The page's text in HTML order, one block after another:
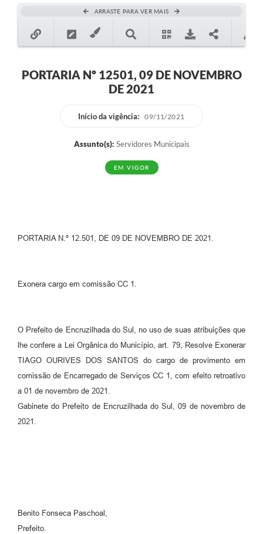
Transparência
1DOC
PARCEIROS
Relatório Ouvidoria 2024
Negócios
ARRASTE PARA VER MAIS
PORTARIA Nº 12501, 09 DE NOVEMBRO
DE 2021
Início da vigência: 09/11/2021
Assunto(s): Servidores Municipais
EM VIGOR
PORTARIA N.º 12.501, DE 09 DE NOVEMBRO DE 2021.
Exonera cargo em comissão CC 1.
O Prefeito de Encruzilhada do Sul, no uso de suas atribuições que
lhe confere a Lei Orgânica do Município, art. 79, Resolve Exonerar
TIAGO OURIVES DOS SANTOS do cargo de provimento em
comissão de Encarregado de Serviços CC 1, com efeito retroativo
a 01 de novembro de 2021.
Gabinete do Prefeito de Encruzilhada do Sul, 09 de novembro de
2021.
Benito Fonseca Paschoal,
Prefeito.